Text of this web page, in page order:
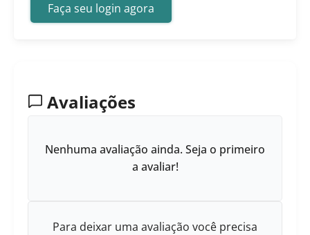
Faça seu login agora
Avaliações
Nenhuma avaliação ainda. Seja o primeiro
a avaliar!
Para deixar uma avaliação você precisa